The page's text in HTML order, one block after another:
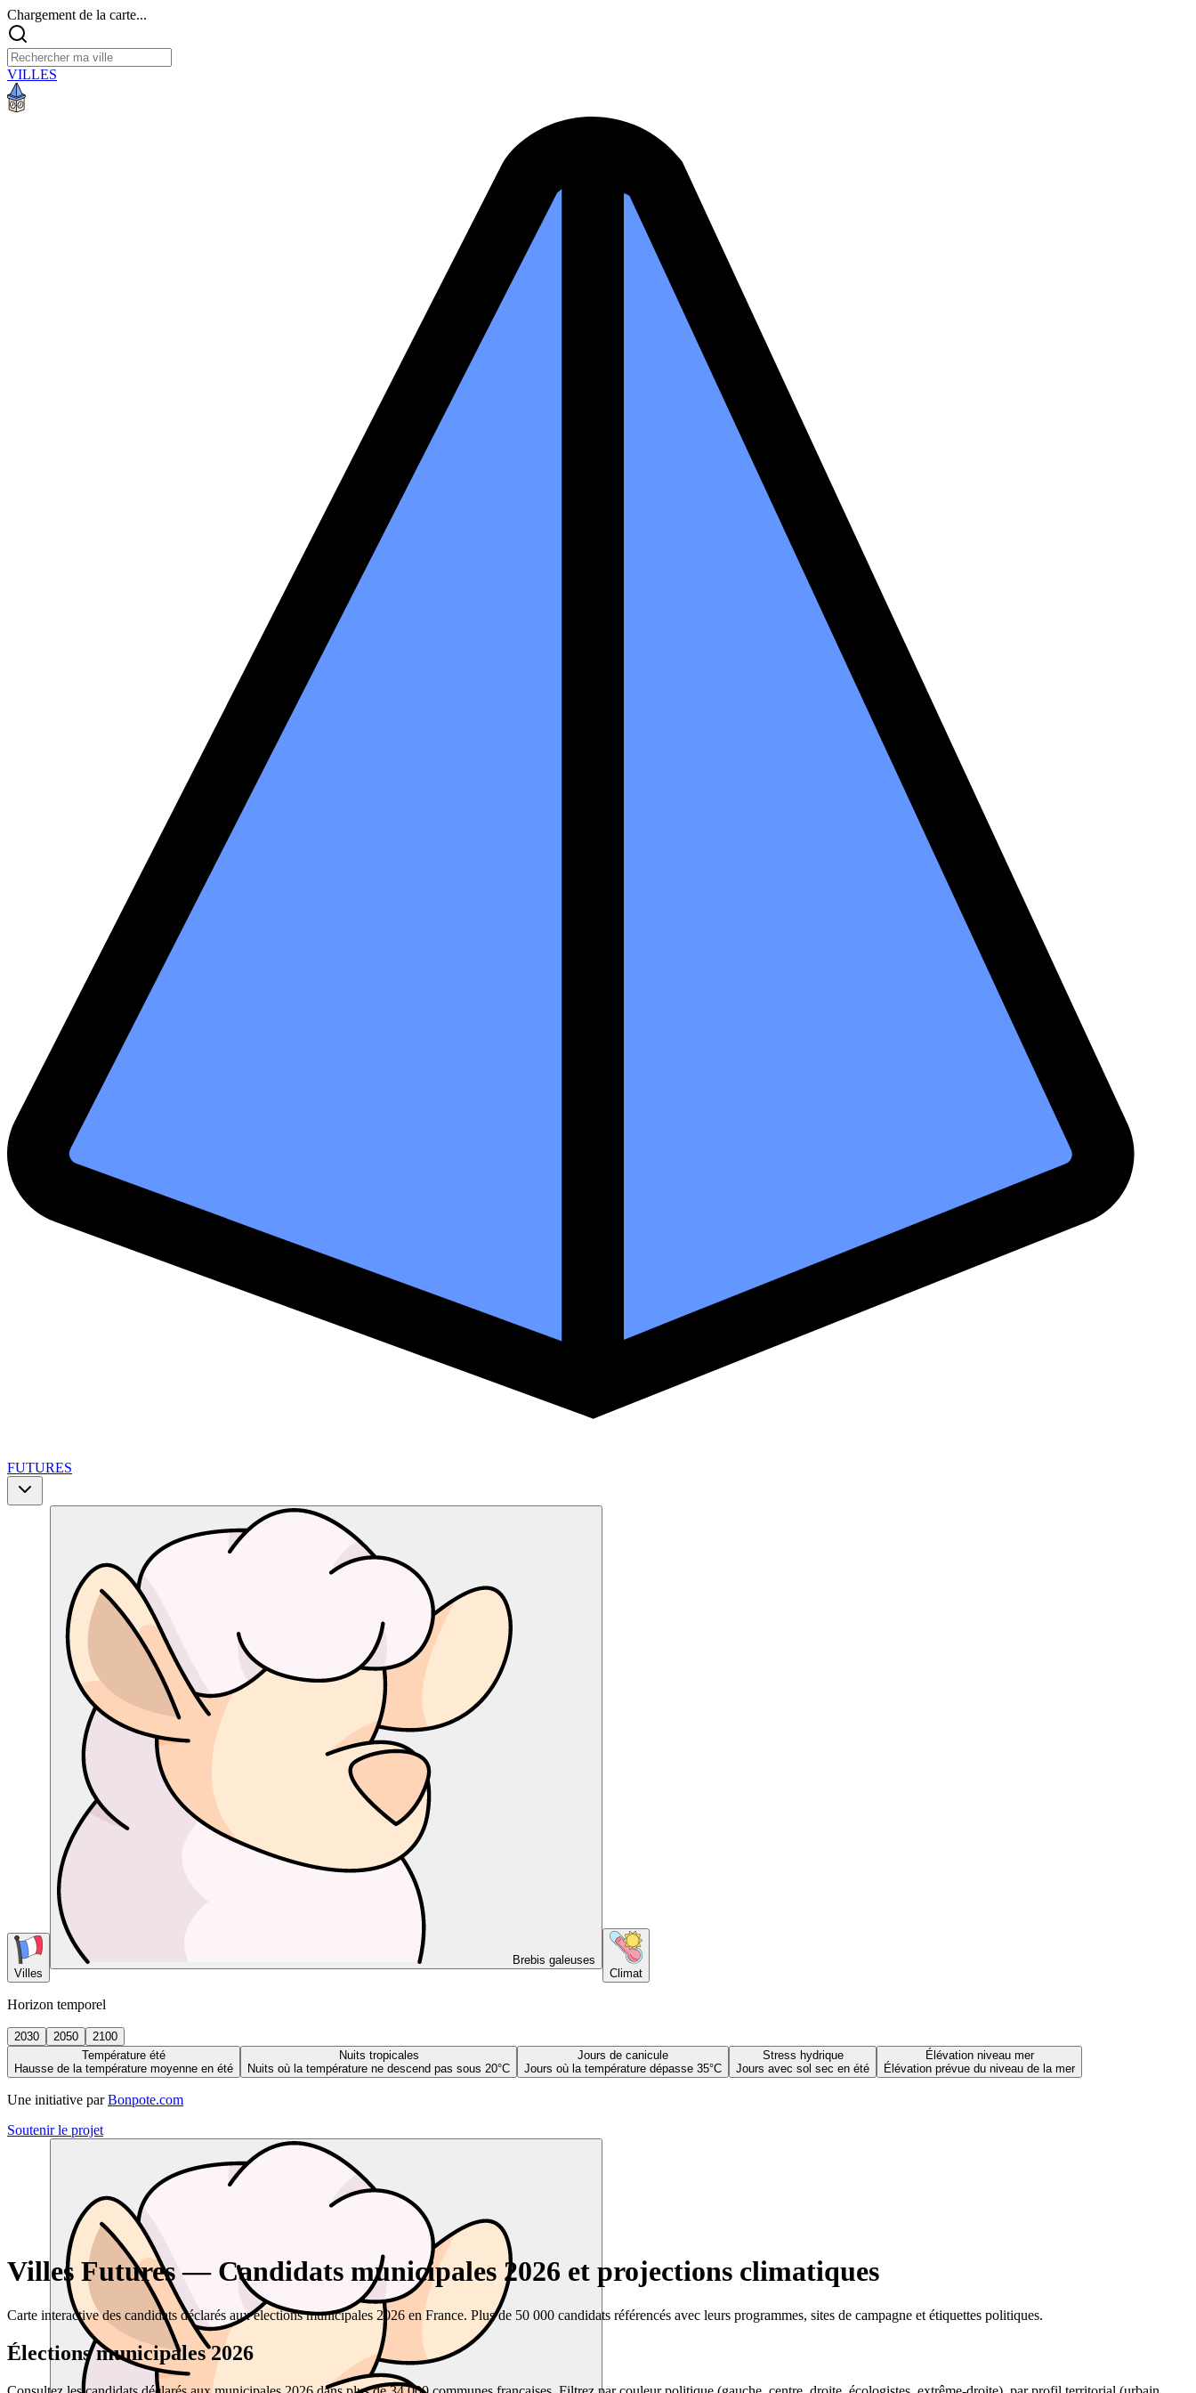
Chargement de la carte...
VILLES
FUTURES
Villes
Brebis galeuses
Climat
Horizon temporel
2030 2050
2100
Température été
Hausse de la température moyenne en été
Nuits tropicales
Nuits où la température ne descend pas sous 20°C
Jours de canicule
Jours où la température dépasse 35°C
Stress hydrique
Jours avec sol sec en été
Élévation niveau mer
Élévation prévue du niveau de la mer
Une initiative par Bonpote.com
Soutenir le projet
Villes Futures — Candidats municipales 2026 et projections climatiques
Carte interactive des candidats déclarés aux élections municipales 2026 en France. Plus de 50 000 candidats référencés avec leurs programmes, sites de campagne et étiquettes politiques.
Élections municipales 2026